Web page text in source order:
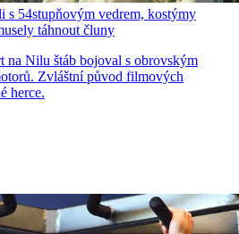
s 54stupňovým vedrem, kostýmy
táhnout čluny
na Nilu štáb bojoval s obrovským
Zvláštní původ filmových
herce.